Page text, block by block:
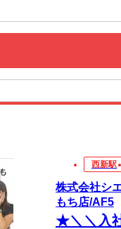
西新駅
株式会社シ
もち店/AF5
★＼＼入